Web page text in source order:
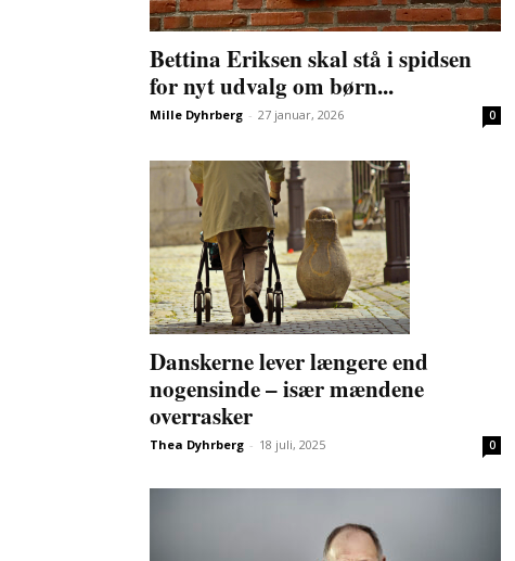
Bettina Eriksen skal stå i spidsen
for nyt udvalg om børn...
Mille Dyhrberg - 27 januar, 2026 0
Danskerne lever længere end
nogensinde – især mændene
overrasker
Thea Dyhrberg - 18 juli, 2025 0